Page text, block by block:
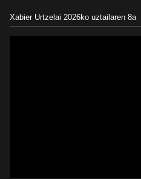
Xabier Urtzelai 2026ko uztailaren 8a